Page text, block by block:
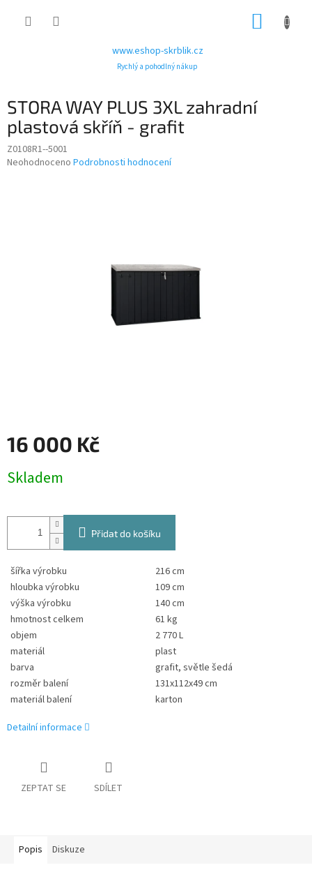
www.eshop-skrblik.cz
Rychlý a pohodlný nákup
STORA WAY PLUS 3XL zahradní
plastová skříň - grafit
Z0108R1--5001
Průměrné
Neohodnoceno Podrobnosti hodnocení
16 000 Kč
cena:
Skladem
Přidat do košíku
šířka výrobku
216 cm
hloubka výrobku
109 cm
výška výrobku
140 cm
hmotnost celkem
61 kg
objem
2 770 L
materiál
plast
barva
grafit, světle šedá
rozměr balení
131x112x49 cm
materiál balení
karton
Detailní informace
ZEPTAT SE SDÍLET
Popis Diskuze